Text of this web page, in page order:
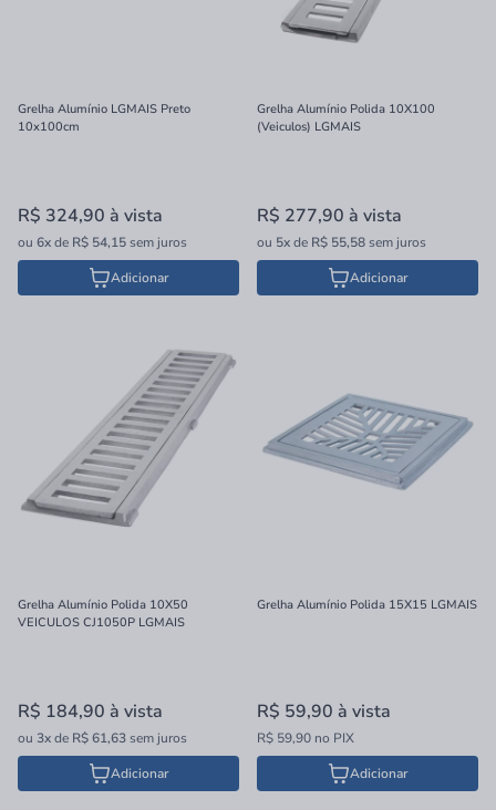
Grelha Alumínio LGMAIS Preto
10x100cm
R$ 324,90 à vista
ou 6xde R$ 54,15sem juros
Adicionar
Grelha Alumínio Polida 10X100
(Veiculos) LGMAIS
R$ 277,90 à vista
ou 5xde R$ 55,58sem juros
Adicionar
Grelha Alumínio Polida 10X50
VEICULOS CJ1050P LGMAIS
R$ 184,90 à vista
ou 3xde R$ 61,63sem juros
Adicionar
Grelha Alumínio Polida 15X15 LGMAIS
R$ 59,90 à vista
R$ 59,90 no PIX
Adicionar